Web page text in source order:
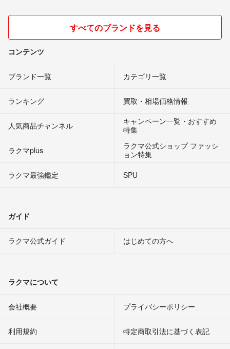
すべてのブランドを見る
コンテンツ
ブランド一覧 カテゴリ一覧
ランキング 買取・相場価格情報
人気商品チャンネル
キャンペーン一覧・おすすめ
特集
ラクマplus
ラクマ公式ショップ ファッシ
ョン特集
ラクマ最強鑑定
SPU
ガイド
ラクマ公式ガイド はじめての方へ
ラクマについて
会社概要 プライバシーポリシー
利用規約 特定商取引法に基づく表記